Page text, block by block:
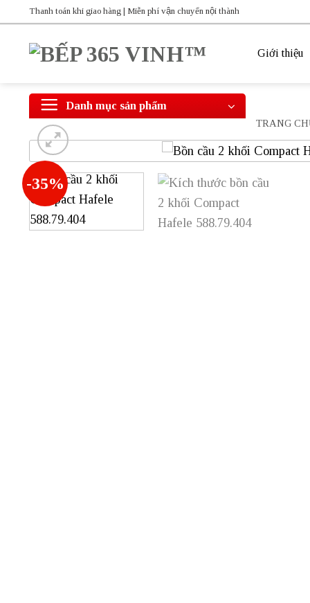
Thanh toán khi giao hàng | Miễn phí vận chuyển nội thành
Giới thiệu
Danh mục sản phẩm
TRANG
-35%